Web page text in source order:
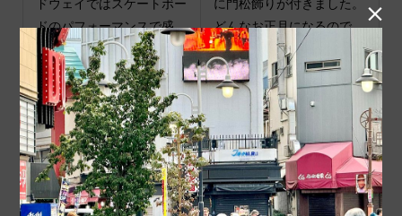
ドのパフォーマンスで盛...
どんなお正月になるので...
商品カテゴリ
商品ジャンル
ポチ袋
